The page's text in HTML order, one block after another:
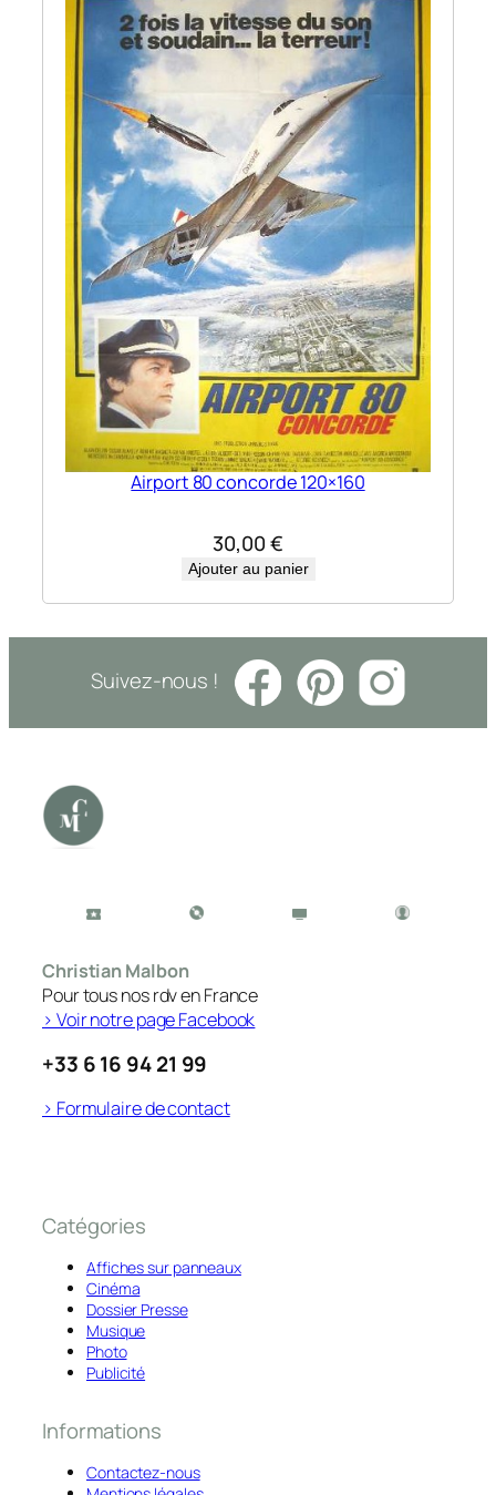
Airport 80 concorde 120×160
30,00 €
Ajouter au panier
Suivez-nous !
Christian Malbon
Pour tous nos rdv en France
> Voir notre page Facebook
+33 6 16 94 21 99
> Formulaire de contact
Catégories
Affiches sur panneaux
Cinéma
Dossier Presse
Musique
Photo
Publicité
Informations
Contactez-nous